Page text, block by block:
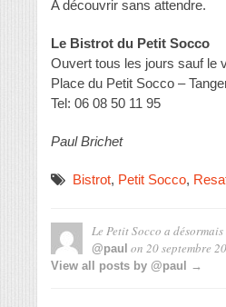
A découvrir sans attendre.
Le Bistrot du Petit Socco
Ouvert tous les jours sauf le
Place du Petit Socco –
Tel: 06 08 50 11 95
Paul Brichet
Bistrot, Petit Socco,
Le Petit Socco a
@paul on 20 septembre
View all posts by @paul →